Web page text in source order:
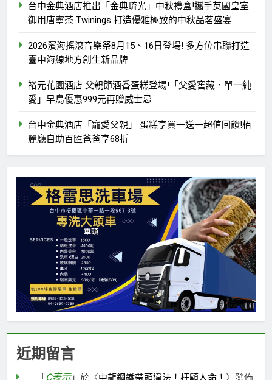
台中金典酒店推出「金典琉光」中秋禮盒!攜手英國皇室
御用唐寧茶 Twinings 打造優雅極致的中秋品茗盛宴
2026濱海搖滾音樂祭8月15、16日登場! 多方位串聯打造
臺中海線地方創生新品牌
裕元花園酒店 父親節酒香蛋糕登場!「父愛窖藏．單一純
愛」早鳥優惠999元再贈威士忌
台中金典酒店「寵愛父親」 蛋糕享買一送一超值回饋!栢
麗廳自助百匯爸爸享68折
近期留言
「 C表示」於〈中龍鋼鐵帶頭違法！枉顧人命！ 〉發佈